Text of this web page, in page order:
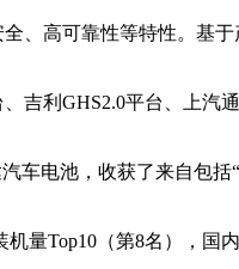
、高可靠性等特性。基
吉利GHS2.0平台、上汽
车电池，收获了来自包括
量Top10（第8名），国